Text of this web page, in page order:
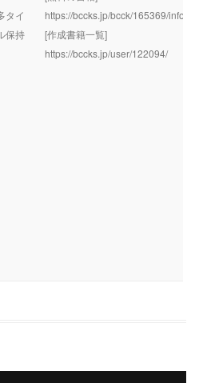
タイ
保持
https://bccks.jp/bcck/165369/info
[作成書籍一覧]
https://bccks.jp/user/122094/